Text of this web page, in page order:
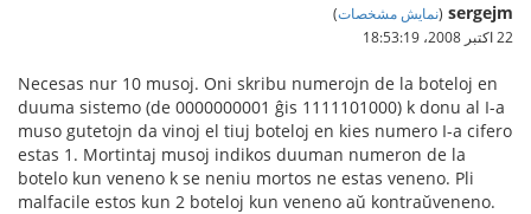
sergejm
(نمایش مشخصات)
22 اکتبر 2008،‏ 18:53:19
Necesas nur 10 musoj. Oni skribu numerojn de la boteloj en
duuma sistemo (de 0000000001 ĝis 1111101000) k donu al I-a
muso gutetojn da vinoj el tiuj boteloj en kies numero I-a cifero
estas 1. Mortintaj musoj indikos duuman numeron de la
botelo kun veneno k se neniu mortos ne estas veneno. Pli
malfacile estos kun 2 boteloj kun veneno aŭ kontraŭveneno.